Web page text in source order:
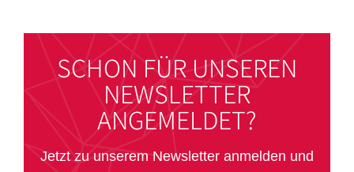
SCHON FÜR UNSEREN
NEWSLETTER
ANGEMELDET?
Jetzt zu unserem Newsletter anmelden und